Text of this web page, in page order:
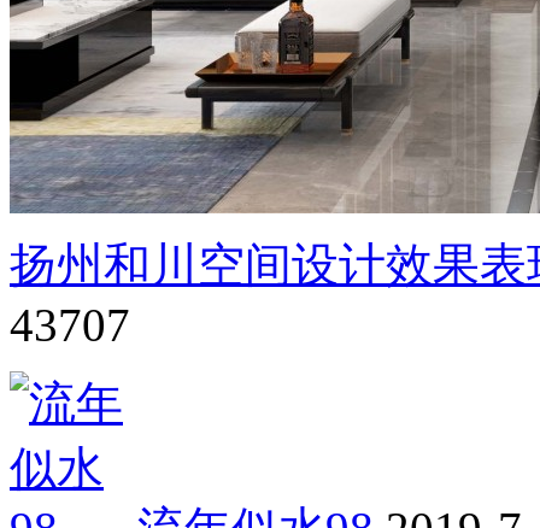
扬州和川空间设计效果
43707